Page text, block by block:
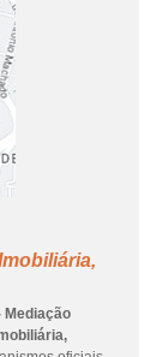
Mediação